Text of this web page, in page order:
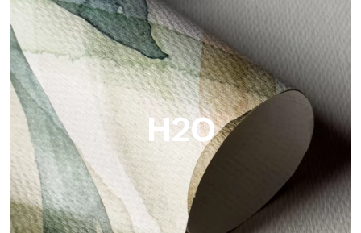
Metal
Metal ist die metallische Tapete von Tecnografica, mit
einzigartigen metallischen Reflexen, die Gold-, Silber-, Kupfer-
und satte Farben hervorheben.
H2O